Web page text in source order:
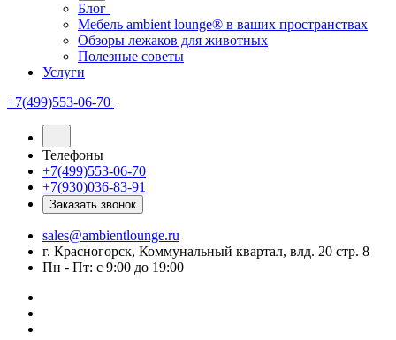
Блог
Мебель ambient lounge® в ваших пространствах
Обзоры лежаков для животных
Полезные советы
Услуги
+7(499)553-06-70
Телефоны
+7(499)553-06-70
+7(930)036-83-91
Заказать звонок
sales@ambientlounge.ru
г. Красногорск, Коммунальный квартал, влд. 20 стр. 8
Пн - Пт: с 9:00 до 19:00